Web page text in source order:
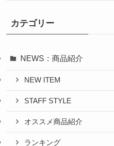
カテゴリー
NEWS：商品紹介
NEW ITEM
STAFF STYLE
オススメ商品紹介
ランキング